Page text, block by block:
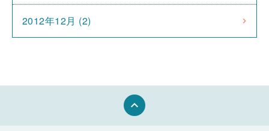
2012年12月 (2)
keyboard_arrow_up